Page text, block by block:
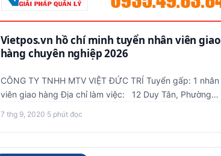
Vietpos.vn hồ chí minh tuyển nhân viên giao
hàng chuyên nghiệp 2026
CÔNG TY TNHH MTV VIỆT ĐỨC TRÍ Tuyển gấp: 1 nhân
viên giao hàng Địa chỉ làm việc: 12 Duy Tân, Phường
7 thg 9, 2020·5 phút đọc